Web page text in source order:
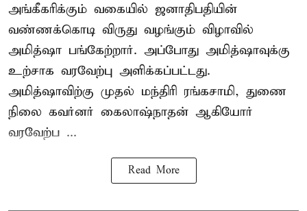
அங்கீகரிக்கும் வகையில் ஜனாதிபதியின்
வண்ணக்கொடி விருது வழங்கும் விழாவில்
அமித்ஷா பங்கேற்றார். அப்போது அமித்ஷாவுக்கு
உற்சாக வரவேற்பு அளிக்கப்பட்டது.
அமித்ஷாவிற்கு முதல் மந்திரி ரங்கசாமி, துணை
நிலை கவர்னர் கைலாஷ்நாதன் ஆகியோர்
வரவேற்ப ...
Read More